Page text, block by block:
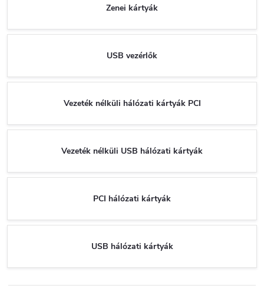
Zenei kártyák
USB vezérlők
Vezeték nélküli hálózati kártyák PCI
Vezeték nélküli USB hálózati kártyák
PCI hálózati kártyák
USB hálózati kártyák